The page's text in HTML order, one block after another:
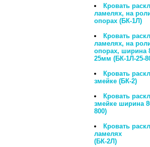
Кровать
ламелях, на
опорах (БК-1Л)
Кровать
ламелях, на
опорах, ширина
25мм (БК-1Л-25-
Кровать
змейке (БК-2)
Кровать
змейке ширина
800)
Кровать
ламелях
(БК-2Л)